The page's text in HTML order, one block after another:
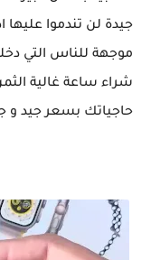
جيدة لن تندموا
موجهة للناس التي
شراء ساعة غالية
حاجياتك بسعر جيد و